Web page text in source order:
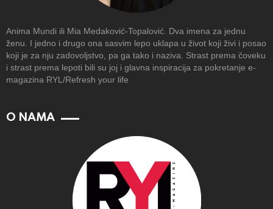
Anima Mundi ili Mia Medaković-Topalović. Dva imena za jednu
ženu. I jedno i drugo ona sasvim lepo uklapa u život koji živi i posao
koji je za nju zadovoljstvo, pa ga tako i naziva. Strast prema čoveku
i strast prema lepoti bili su joj i glavna inspiracija za pokretanje e-
magazina RYL/Refresh your life
O NAMA